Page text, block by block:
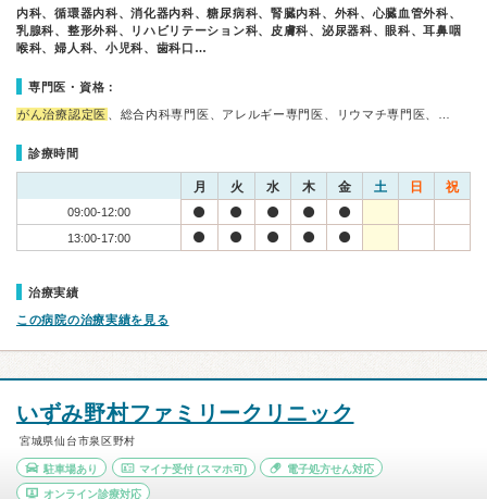
内科、循環器内科、消化器内科、糖尿病科、腎臓内科、外科、心臓血管外科、
乳腺科、整形外科、リハビリテーション科、皮膚科、泌尿器科、眼科、耳鼻咽
喉科、婦人科、小児科、歯科口…
専門医・資格：
がん治療認定医 、総合内科専門医、アレルギー専門医、リウマチ専門医、…
診療時間
月 火 水 木 金 土 日 祝
09:00-12:00
13:00-17:00
治療実績
この病院の治療実績を見る
いずみ野村ファミリークリニック
宮城県仙台市泉区野村
駐車場あり マイナ受付(スマホ可) 電子処方せん対応
オンライン診療対応